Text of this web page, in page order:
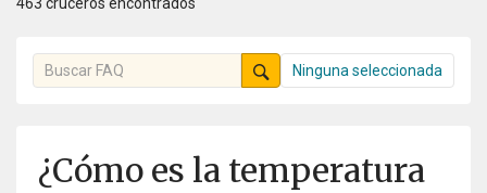
Ninguna seleccionada
¿Cómo es la temperatura